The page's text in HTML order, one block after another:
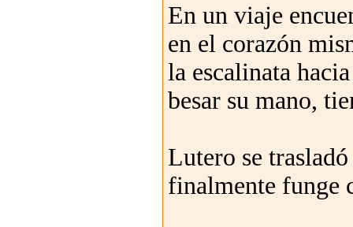
En un viaje
en el corazón
la escalinata
besar su mano,
Lutero se
finalmente funge